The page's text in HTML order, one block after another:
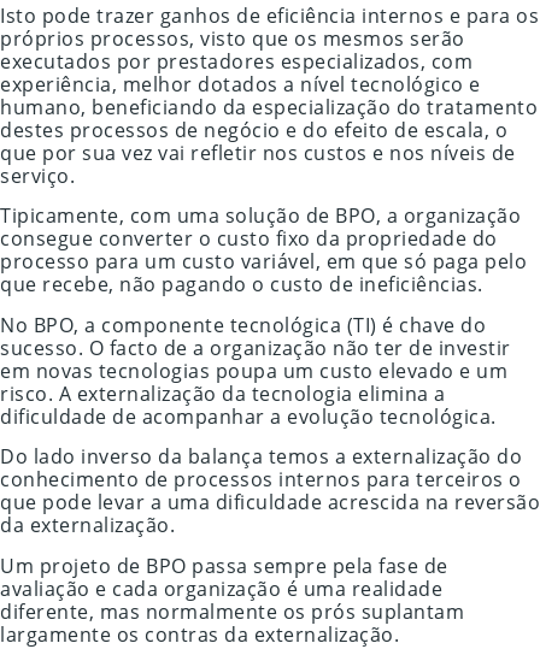
Isto pode trazer ganhos de eficiência internos e para os
próprios processos, visto que os mesmos serão
executados por prestadores especializados, com
experiência, melhor dotados a nível tecnológico e
humano, beneficiando da especialização do tratamento
destes processos de negócio e do efeito de escala, o
que por sua vez vai refletir nos custos e nos níveis de
serviço.
Tipicamente, com uma solução de BPO, a organização
consegue converter o custo fixo da propriedade do
processo para um custo variável, em que só paga pelo
que recebe, não pagando o custo de ineficiências.
No BPO, a componente tecnológica (TI) é chave do
sucesso. O facto de a organização não ter de investir
em novas tecnologias poupa um custo elevado e um
risco. A externalização da tecnologia elimina a
dificuldade de acompanhar a evolução tecnológica.
Do lado inverso da balança temos a externalização do
conhecimento de processos internos para terceiros o
que pode levar a uma dificuldade acrescida na reversão
da externalização.
Um projeto de BPO passa sempre pela fase de
avaliação e cada organização é uma realidade
diferente, mas normalmente os prós suplantam
largamente os contras da externalização.